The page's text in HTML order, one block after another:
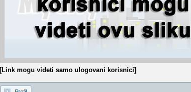
[Link mogu videti samo ulogovani korisnici]